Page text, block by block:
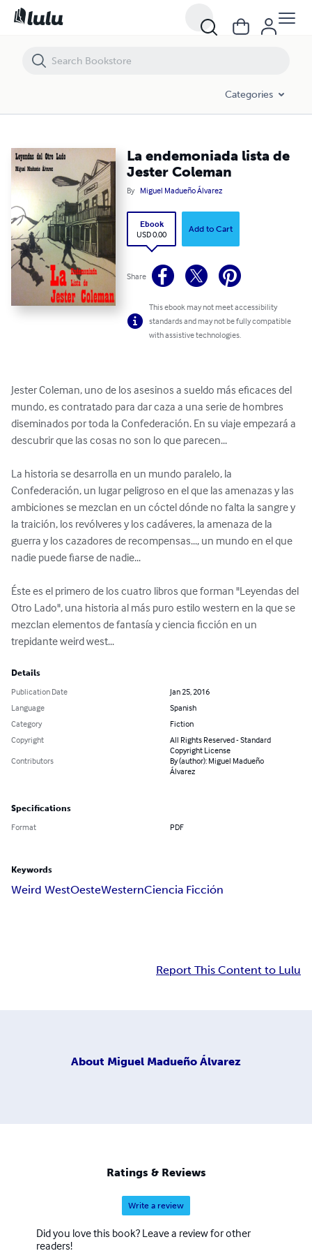
Categories
La endemoniada lista de
Jester Coleman
By Miguel Madueño Álvarez
Ebook
USD 0.00
Add to Cart
Share
This ebook may not meet accessibility
standards and may not be fully compatible
with assistive technologies.
Jester Coleman, uno de los asesinos a sueldo más eficaces del
mundo, es contratado para dar caza a una serie de hombres
diseminados por toda la Confederación. En su viaje empezará a
descubrir que las cosas no son lo que parecen...
La historia se desarrolla en un mundo paralelo, la
Confederación, un lugar peligroso en el que las amenazas y las
ambiciones se mezclan en un cóctel dónde no falta la sangre y
la traición, los revólveres y los cadáveres, la amenaza de la
guerra y los cazadores de recompensas..., un mundo en el que
nadie puede fiarse de nadie...
Éste es el primero de los cuatro libros que forman "Leyendas del
Otro Lado", una historia al más puro estilo western en la que se
mezclan elementos de fantasía y ciencia ficción en un
trepidante weird west...
Details
Publication Date
Jan 25, 2016
Language
Spanish
Category
Fiction
Copyright
All Rights Reserved - Standard
Copyright License
Contributors
By (author): Miguel Madueño
Álvarez
Specifications
Format PDF
Keywords
Weird WestOesteWesternCiencia Ficción
Report This Content to Lulu
About Miguel Madueño Álvarez
Ratings & Reviews
Write a review
Did you love this book? Leave a review for other
readers!
La endemoniada lista de Jester Coleman